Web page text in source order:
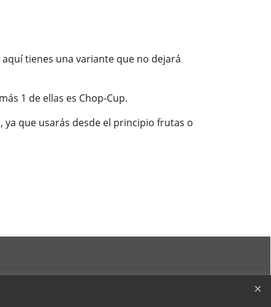
tienes una variante que no dejará
1 de ellas es Chop-Cup.
que usarás desde el principio frutas o